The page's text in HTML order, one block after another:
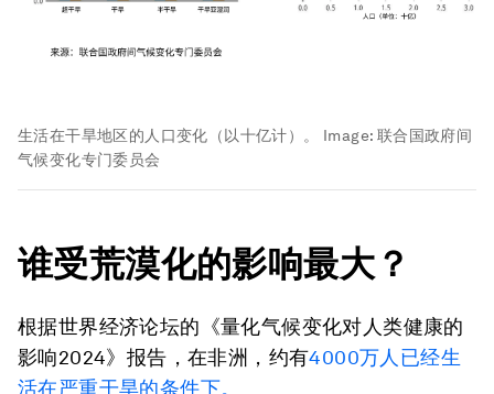
生活在干旱地区的人口变化（以十亿计）。 Image: 联合国政府间
气候变化专门委员会
谁受荒漠化的影响最大？
根据世界经济论坛的《量化气候变化对人类健康的
影响2024》报告，在非洲，约有4000万人已经生
活在严重干旱的条件下。